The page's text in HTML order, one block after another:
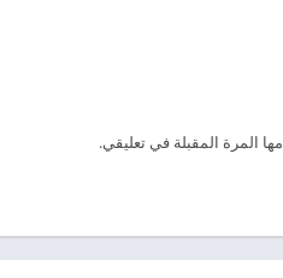
المرة المقبلة في تعليقي.